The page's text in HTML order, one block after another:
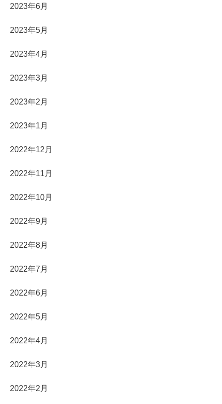
2023年6月
2023年5月
2023年4月
2023年3月
2023年2月
2023年1月
2022年12月
2022年11月
2022年10月
2022年9月
2022年8月
2022年7月
2022年6月
2022年5月
2022年4月
2022年3月
2022年2月